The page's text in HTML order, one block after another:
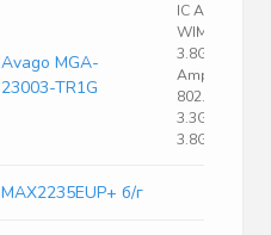
Avago MGA-
23003-TR1G
IC AMP
WIMAX 3.3-
3.8GHZ RF
Amplifier IC
802.16
3.3GHz ~
3.8GHz
MAX2235EUP+ б/г